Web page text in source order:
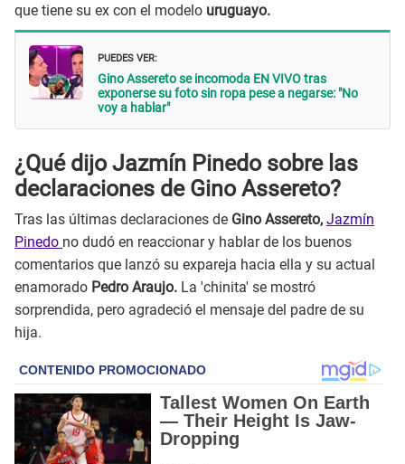
que tiene su ex con el modelo uruguayo.
PUEDES VER:
Gino Assereto se incomoda EN VIVO tras
exponerse su foto sin ropa pese a negarse: "No
voy a hablar"
¿Qué dijo Jazmín Pinedo sobre las
declaraciones de Gino Assereto?
Tras las últimas declaraciones de Gino Assereto, Jazmín
Pinedo no dudó en reaccionar y hablar de los buenos
comentarios que lanzó su expareja hacia ella y su actual
enamorado Pedro Araujo. La 'chinita' se mostró
sorprendida, pero agradeció el mensaje del padre de su
hija.